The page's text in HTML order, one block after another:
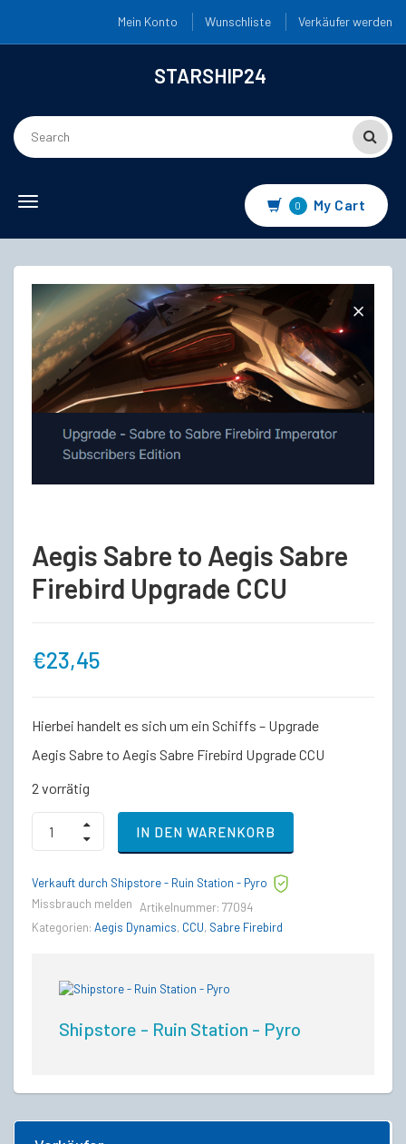
Mein Konto Wunschliste Verkäufer werden
STARSHIP24
Toggle
0 My Cart
Aegis Sabre to Aegis Sabre
Firebird Upgrade CCU
€23,45
Hierbei handelt es sich um ein Schiffs – Upgrade
Aegis Sabre to Aegis Sabre Firebird Upgrade CCU
2 vorrätig
Aegis
Sabre
to
Sabre
Firebird
CCU
IN DEN WARENKORB
Verkauft durch Shipstore - Ruin Station - Pyro
Missbrauch melden
Artikelnummer: 77094
Kategorien: Aegis Dynamics, CCU, Sabre Firebird
Shipstore - Ruin Station - Pyro